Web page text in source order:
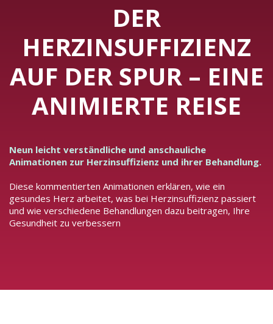
DER
HERZINSUFFIZIENZ
AUF DER SPUR – EINE
ANIMIERTE REISE
Neun leicht verständliche und anschauliche
Animationen zur Herzinsuffizienz und ihrer Behandlung.
Diese kommentierten Animationen erklären, wie ein
gesundes Herz arbeitet, was bei Herzinsuffizienz passiert
und wie verschiedene Behandlungen dazu beitragen, Ihre
Gesundheit zu verbessern